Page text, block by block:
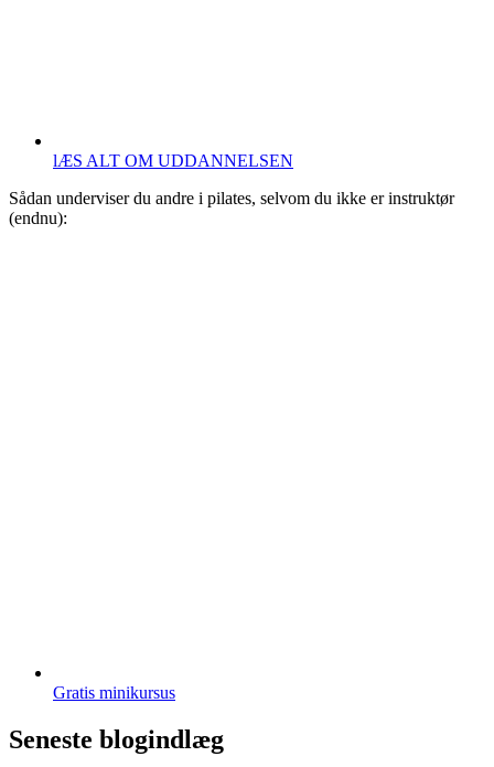
lÆS ALT OM UDDANNELSEN
Sådan underviser du andre i pilates, selvom du ikke er instruktør
(endnu):
Gratis minikursus
Seneste blogindlæg